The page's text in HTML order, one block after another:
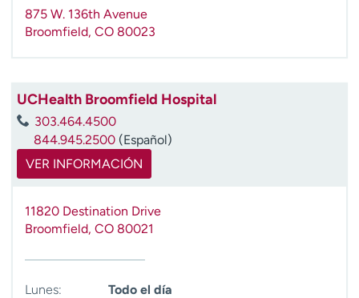
875 W. 136th Avenue
Broomfield, CO 80023
UCHealth Broomfield Hospital
303.464.4500
844.945.2500 (Español)
VER INFORMACIÓN
11820 Destination Drive
Broomfield, CO 80021
Lunes:
Todo el día